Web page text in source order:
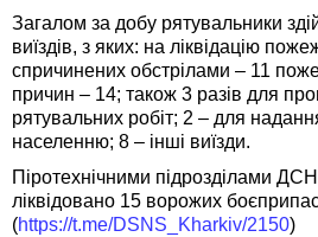
Загалом за добу рятувальники
виїздів, з яких: на ліквідацію
спричинених обстрілами – 11
причин – 14; також 3 разів для
рятувальних робіт; 2 – для
населенню; 8 – інші виїзди.
Піротехнічними підрозділами
ліквідовано 15 ворожих
(https://t.me/DSNS_Kharkiv/2150)